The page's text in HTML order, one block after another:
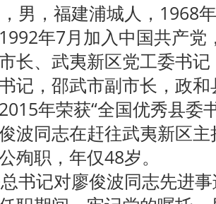
男，福建浦城人，1968
年7月加入中国共产党
长、武夷新区党工委书
记，邵武市副市长，政
年荣获“全国优秀县委
波同志在赶往武夷新区
殉职，年仅48岁。
书记对廖俊波同志先进